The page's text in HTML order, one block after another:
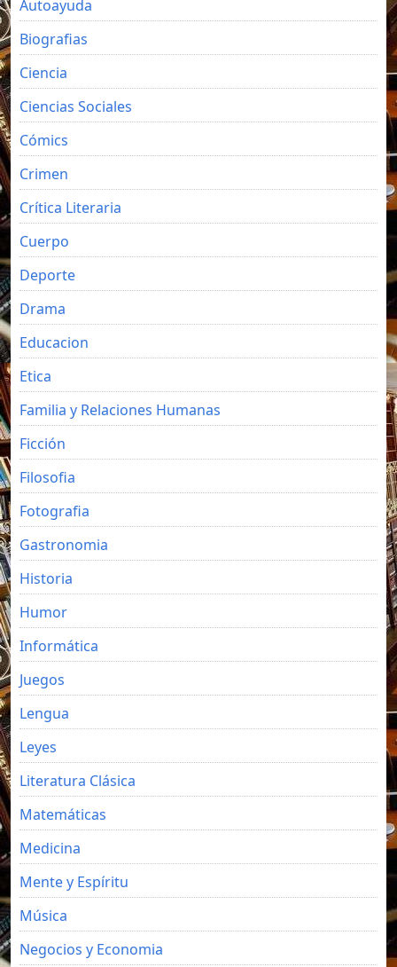
Autoayuda
Biografias
Ciencia
Ciencias Sociales
Cómics
Crimen
Crítica Literaria
Cuerpo
Deporte
Drama
Educacion
Etica
Familia y Relaciones Humanas
Ficción
Filosofia
Fotografia
Gastronomia
Historia
Humor
Informática
Juegos
Lengua
Leyes
Literatura Clásica
Matemáticas
Medicina
Mente y Espíritu
Música
Negocios y Economia